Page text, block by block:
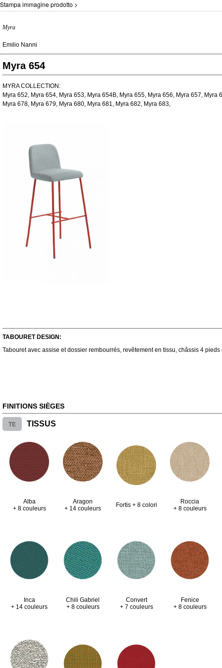
Stampa immagine prodotto >
Myra
Emilio Nanni
Myra 654
MYRA COLLECTION:
Myra 652, Myra 654, Myra 653, Myra 654B, Myra 655, Myra 656, Myra 657,
Myra 678, Myra 679, Myra 680, Myra 681, Myra 682, Myra 683,
TABOURET DESIGN:
Tabouret avec assise et dossier rembourrés, revêtement en tissu, châssis 4
FINITIONS SIÈGES
TE TISSUS
Alba
+ 8 couleurs
Aragon
+ 14 couleurs
Fortis + 8 colori
Roccia
+ 8 couleurs
Inca
+ 14 couleurs
Chili Gabriel
+ 8 couleurs
Convert
+ 7 couleurs
Fenice
+ 8 couleurs